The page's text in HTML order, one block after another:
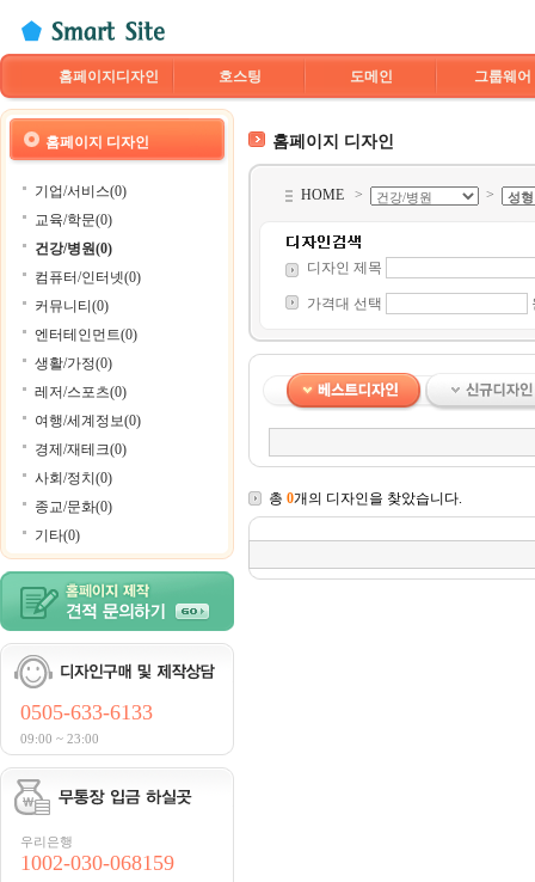
홈페이지디자인 호스팅 도메인 그룹웨어
홈페이지 디자인
기업/서비스(0)
교육/학문(0)
건강/병원(0)
컴퓨터/인터넷(0)
커뮤니티(0)
엔터테인먼트(0)
생활/가정(0)
레저/스포츠(0)
여행/세계정보(0)
경제/재테크(0)
사회/정치(0)
종교/문화(0)
기타(0)
0505-633-6133
09:00 ~ 23:00
우리은행
1002-030-068159
홈페이지 디자인
HOME > >
디자인 제목
가격대 선택
총 0개의 디자인을 찾았습니다.